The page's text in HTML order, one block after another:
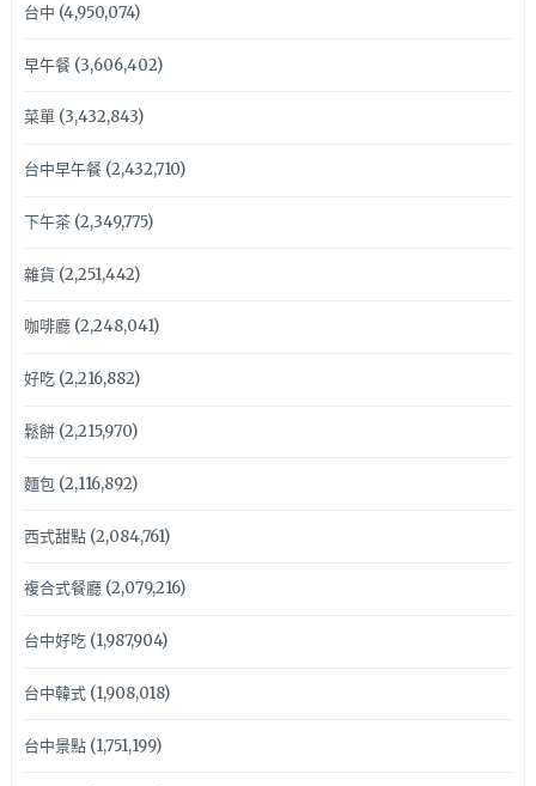
台中 (4,950,074)
早午餐(3,606,402)
菜單(3,432,843)
台中早午餐(2,432,710)
下午茶(2,349,775)
雜貨 (2,251,442)
咖啡廳(2,248,041)
好吃(2,216,882)
鬆餅(2,215,970)
麵包(2,116,892)
西式甜點(2,084,761)
複合式餐廳(2,079,216)
台中好吃(1,987,904)
台中韓式(1,908,018)
台中景點(1,751,199)